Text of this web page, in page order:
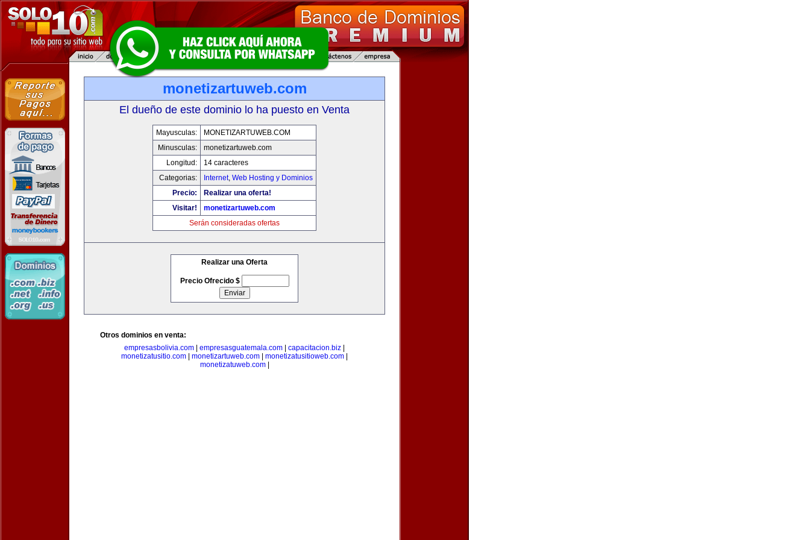
monetizartuweb.com
El dueño de este dominio lo ha puesto en Venta
Mayusculas:
MONETIZARTUWEB.COM
Minusculas:
monetizartuweb.com
Longitud:
14 caracteres
Categorias:
Internet, Web Hosting y Dominios
Precio:
Realizar una oferta!
Visitar!
monetizartuweb.com
Serán consideradas ofertas
Realizar una Oferta
Precio Ofrecido $
Otros dominios en venta:
empresasbolivia.com
empresasguatemala.com capacitacion.biz
monetizatusitio.com
monetizartuweb.com monetizatusitioweb.com
monetizatuweb.com|